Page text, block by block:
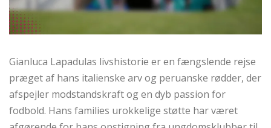
Gianluca Lapadulas livshistorie er en fængslende rejse
præget af hans italienske arv og peruanske rødder, der
afspejler modstandskraft og en dyb passion for
fodbold. Hans families urokkelige støtte har været